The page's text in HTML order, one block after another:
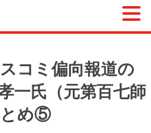
コミ偏向報道の
一氏（元第百七師
とめ⑤